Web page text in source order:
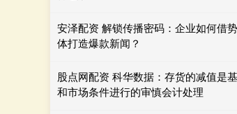
安泽配资 解锁传播密码：企业如何借
体打造爆款新闻？
股点网配资 科华数据：存货的减值是
和市场条件进行的审慎会计处理